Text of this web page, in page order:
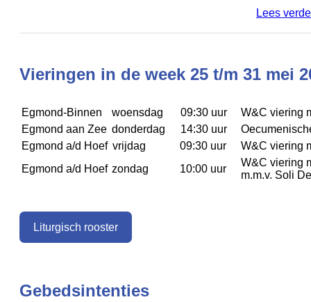
Lees
Vieringen in de week 25 t/m 31 mei
Egmond-Binnen woensdag 09:30 uur
W&C viering
Egmond aan Zee donderdag 14:30 uur
Egmond a/d Hoef vrijdag 09:30 uur
W&C viering
Egmond a/d Hoef zondag 10:00 uur
W&C viering
m.m.v. Soli
Liturgisch rooster
Gebedsintenties